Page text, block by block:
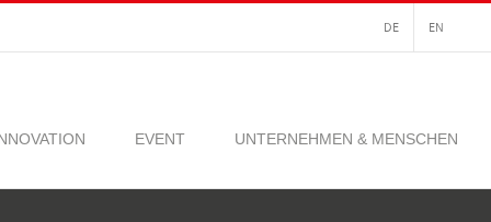
DE EN
EVENT UNTERNEHMEN & MENSCHEN